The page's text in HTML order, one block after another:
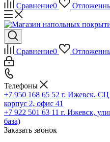
Сравнение0
Сравнение0
Телефоны
+7 950 168 65 52 г. Ижевск, СЦ
корпус 2, офис 41
+7 922 501 63 11 г. Ижевск,
база)
Заказать звонок